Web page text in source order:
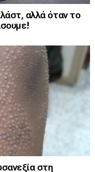
αλλά όταν το
στη